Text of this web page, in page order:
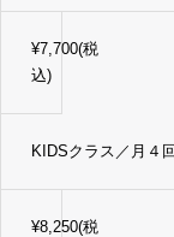
¥7,700(税
込)
KIDSクラス／月４回
¥8,250(税